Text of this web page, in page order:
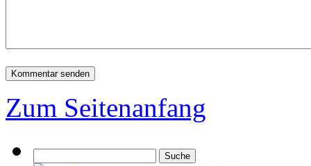
Zum Seitenanfang